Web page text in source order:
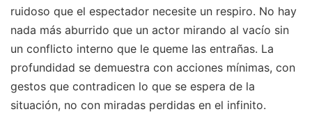
ruidoso que el espectador necesite un respiro. No hay
nada más aburrido que un actor mirando al vacío sin
un conflicto interno que le queme las entrañas. La
profundidad se demuestra con acciones mínimas, con
gestos que contradicen lo que se espera de la
situación, no con miradas perdidas en el infinito.